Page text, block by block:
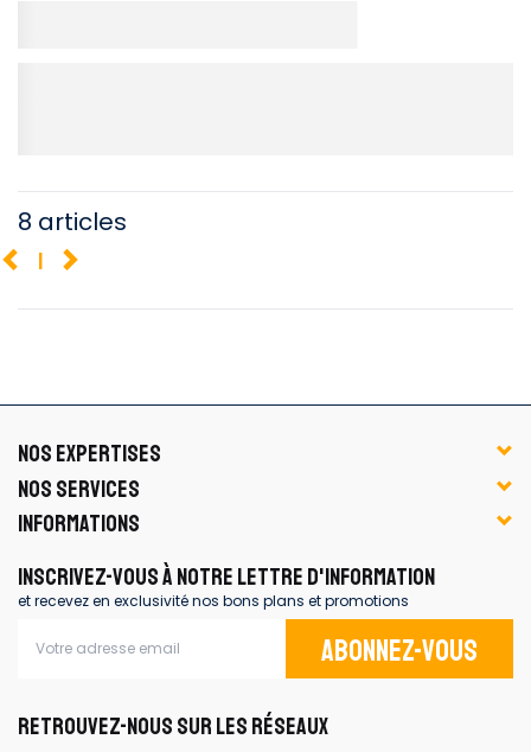
8 articles
1
NOS EXPERTISES
NOS SERVICES
INFORMATIONS
INSCRIVEZ-VOUS À NOTRE LETTRE D'INFORMATION
et recevez en exclusivité nos bons plans et promotions
Abonnez-vous
RETROUVEZ-NOUS SUR LES RÉSEAUX